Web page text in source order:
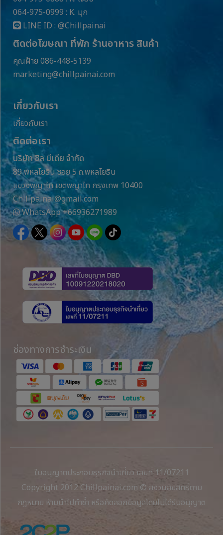
064-975-0999 : K. มุก
LINE ID : @Chillpainai
ติดต่อโฆษณา ที่พัก ร้านอาหาร สินค้า
คุณฝ้าย 086-448-5139
marketing@chillpainai.com
เกี่ยวกับเรา
เกี่ยวกับเรา
ติดต่อเรา
บริษัท ชิล มีเดีย จำกัด
89 พหลโยธิน ซอย 5 ถ.พหลโยธิน
แขวงพญาไท เขตพญาไท กรุงเทพ 10400
Chillpainai@gmail.com
WhatsApp+66936271989
ช่องทางการชำระเงิน
ใบอนุญาตประกอบธุรกิจนำเที่ยว เลขที่ 11/07211
Copyright 2012 Chillpainai.com © สงวนลิขสิทธิ์ตาม
กฎหมาย ห้ามนำไปทำซ้ำ หรือคัดลอกข้อมูลโดยไม่ได้รับอนุญาต